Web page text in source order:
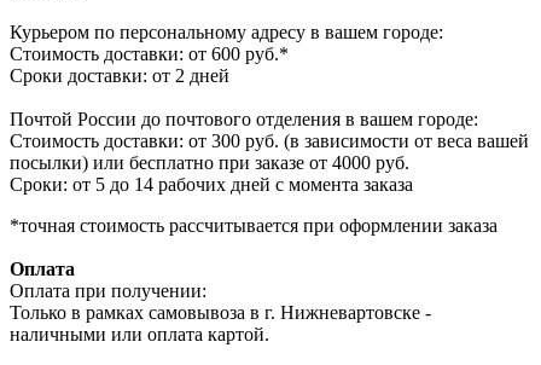
Курьером по персональному адресу в вашем городе:
Стоимость доставки: от 600 руб.*
Сроки доставки: от 2 дней
Почтой России до почтового отделения в вашем городе:
Стоимость доставки: от 300 руб. (в зависимости от веса вашей
посылки) или бесплатно при заказе от 4000 руб.
Сроки: от 5 до 14 рабочих дней с момента заказа
*точная стоимость рассчитывается при оформлении заказа
Оплата
Оплата при получении:
Только в рамках самовывоза в г. Нижневартовске -
наличными или оплата картой.